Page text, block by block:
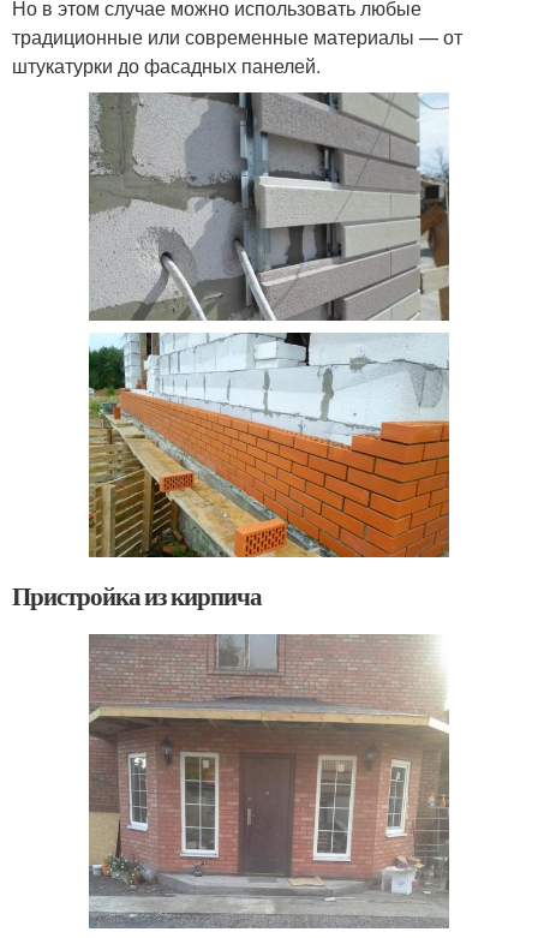
Но в этом случае можно использовать любые
традиционные или современные материалы — от
штукатурки до фасадных панелей.
Пристройка из кирпича